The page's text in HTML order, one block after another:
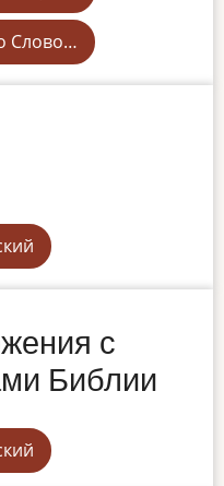
Слово…
с
Библии